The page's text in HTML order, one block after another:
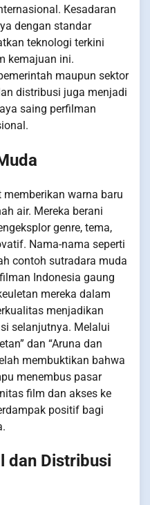
Kesadaran
dengan standar
teknologi terkini
kemajuan ini.
maupun sektor
distribusi juga menjadi
saing perfilman
warna baru
air. Mereka berani
genre, tema,
Nama-nama seperti
contoh sutradara muda
Indonesia gaung
mereka dalam
menjadikan
selanjutnya. Melalui
dan “Aruna dan
membuktikan bahwa
menembus pasar
film dan akses ke
positif bagi
dan Distribusi